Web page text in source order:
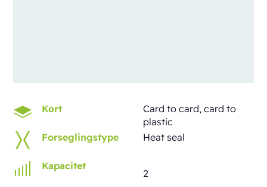
Kort
Card to card, card to
plastic
Forseglingstype
Heat seal
Kapacitet
2